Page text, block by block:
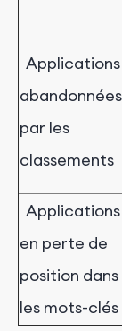
Applications
abandonnées
par les
classements
Applications
en perte de
position dans
les mots-clés